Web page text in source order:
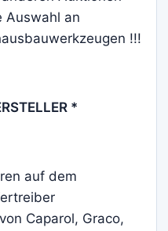
Auswahl an
!!!
*
auf dem
Caparol, Graco,